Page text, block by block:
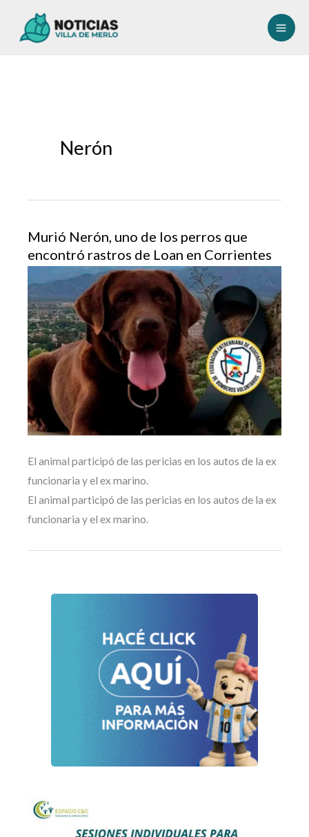
Nerón
Murió Nerón, uno de los perros que
encontró rastros de Loan en Corrientes
El animal participó de las pericias en los autos de la ex
funcionaria y el ex marino.
El animal participó de las pericias en los autos de la ex
funcionaria y el ex marino.